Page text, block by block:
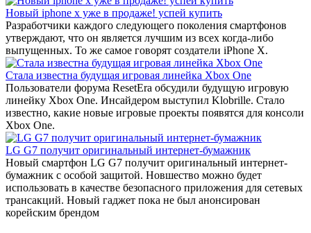
Новый iphone x уже в продаже! успей купить
Разработчики каждого следующего поколения смартфонов
утверждают, что он является лучшим из всех когда-либо
выпущенных. То же самое говорят создатели iPhone X.
Стала известна будущая игровая линейка Xbox One
Пользователи форума ResetEra обсудили будущую игровую
линейку Xbox One. Инсайдером выступил Klobrille. Стало
известно, какие новые игровые проекты появятся для консоли
Xbox One.
LG G7 получит оригинальный интернет-бумажник
Новый смартфон LG G7 получит оригинальный интернет-
бумажник с особой защитой. Новшество можно будет
использовать в качестве безопасного приложения для сетевых
трансакций. Новый гаджет пока не был анонсирован
корейским брендом